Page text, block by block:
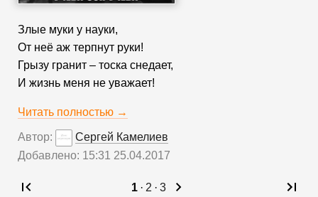
Злые муки у науки,
От неё аж терпнут руки!
Грызу гранит – тоска снедает,
И жизнь меня не уважает!
Читать полностью →
Автор:
Сергей Камелиев
Добавлено: 15:31 25.04.2017
1 · 2 · 3